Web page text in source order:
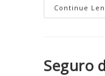
Continue
Seguro